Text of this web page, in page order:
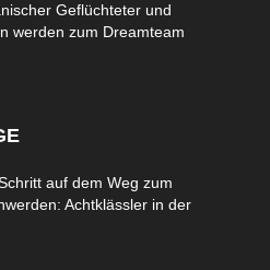
Geflüchteter und
werden zum Dreamteam
auf dem Weg zum
Achtklässler in der